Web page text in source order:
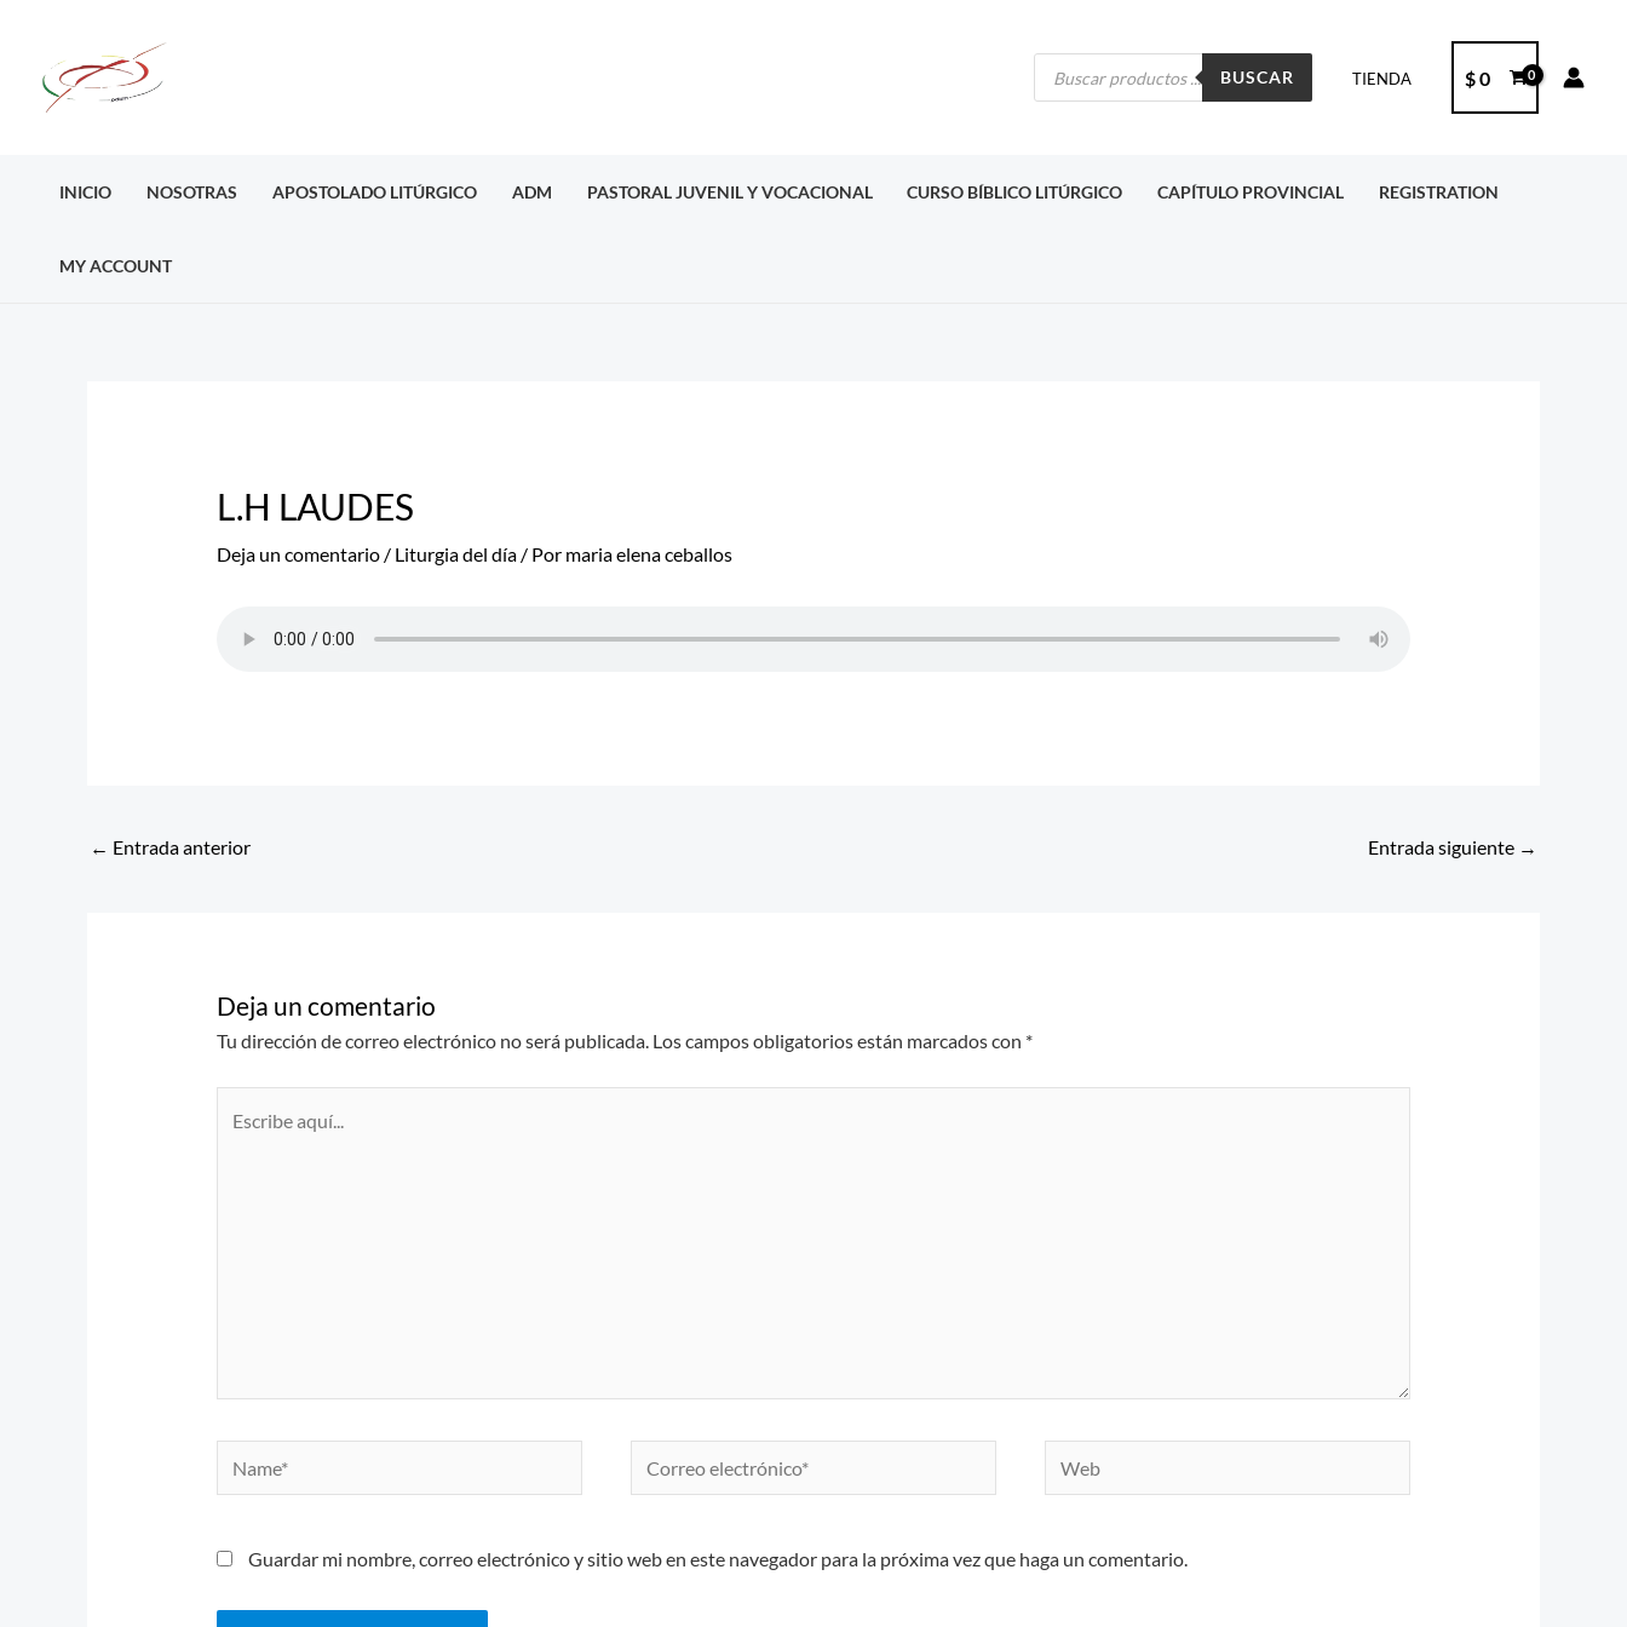
contenido
Búsqueda
productos
BUSCAR TIENDA $0
INICIO NOSOTRAS APOSTOLADO LITÚRGICO ADM PASTORAL JUVENIL Y VOCACIONAL CURSO BÍBLICO LITÚRGICO CAPÍTULO PROVINCIAL REGISTRATION
MY ACCOUNT
L.H LAUDES
Deja un comentario / Liturgia del día/ Por maria elena ceballos
← Entrada anterior Entrada siguiente →
Deja un comentario
Tu dirección de correo electrónico no será publicada. Los campos obligatorios están marcados con *
Name*
Correo
electrónico*
Web
Guardar mi nombre, correo electrónico y sitio web en este navegador para la próxima vez que haga un comentario.